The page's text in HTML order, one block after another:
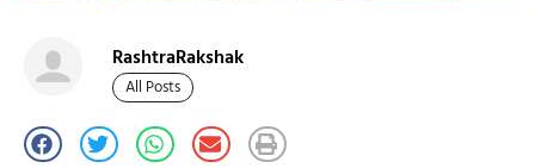
RashtraRakshak
All Posts